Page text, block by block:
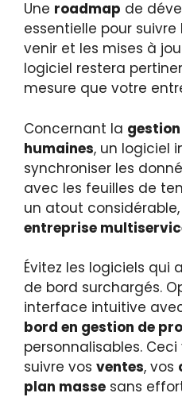
Une roadmap de
essentielle pour
venir et les mises à
logiciel restera
mesure que votre
Concernant la
humaines, un logiciel
synchroniser les
avec les feuilles de
un atout
entreprise
Évitez les logiciels
de bord surchargés.
interface intuitive
bord en gestion de
personnalisables.
suivre vos ventes, vos
plan masse sans